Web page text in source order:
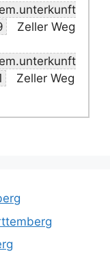
Zeller Weg
Zeller Weg